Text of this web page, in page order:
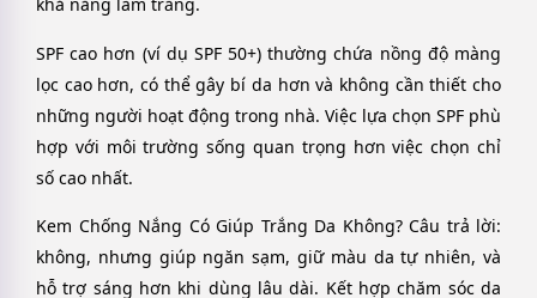
khả năng làm trắng.
SPF cao hơn (ví dụ SPF 50+) thường chứa nồng độ màng
lọc cao hơn, có thể gây bí da hơn và không cần thiết cho
những người hoạt động trong nhà. Việc lựa chọn SPF phù
hợp với môi trường sống quan trọng hơn việc chọn chỉ
số cao nhất.
Kem Chống Nắng Có Giúp Trắng Da Không? Câu trả lời:
không, nhưng giúp ngăn sạm, giữ màu da tự nhiên, và
hỗ trợ sáng hơn khi dùng lâu dài. Kết hợp chăm sóc da